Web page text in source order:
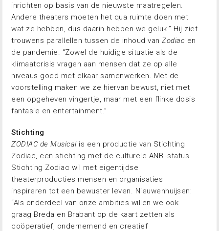
inrichten op basis van de nieuwste maatregelen.
Andere theaters moeten het qua ruimte doen met
wat ze hebben, dus daarin hebben we geluk.” Hij ziet
trouwens parallellen tussen de inhoud van Zodiac en
de pandemie. “Zowel de huidige situatie als de
klimaatcrisis vragen aan mensen dat ze op alle
niveaus goed met elkaar samenwerken. Met de
voorstelling maken we ze hiervan bewust, niet met
een opgeheven vingertje, maar met een flinke dosis
fantasie en entertainment.”
Stichting
ZODIAC de Musicalis een productie van Stichting
Zodiac, een stichting met de culturele ANBI-status.
Stichting Zodiac wil met eigentijdse
theaterproducties mensen en organisaties
inspireren tot een bewuster leven. Nieuwenhuijsen:
“Als onderdeel van onze ambities willen we ook
graag Breda en Brabant op de kaart zetten als
coöperatief, ondernemend en creatief